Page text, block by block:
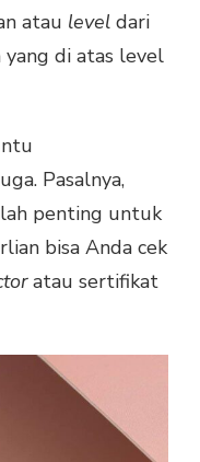
atau level dari
di atas level
Pasalnya,
penting untuk
bisa Anda cek
atau sertifikat